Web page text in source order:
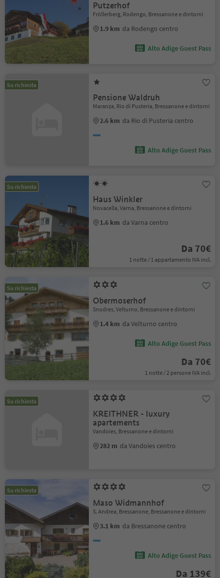
Putzerhof
Fröllerberg, Rodengo, Bressanone e dintorni
1.9 km da Rodengo centro
Alto Adige Guest Pass
Su richiesta
Pensione Waldruh
Maranza, Rio di Pusteria, Bressanone e dintorni
2.6 km da Rio di Pusteria centro
Alto Adige Guest Pass
Su richiesta
Haus Winkler
Novacella, Varna, Bressanone e dintorni
1.6 km da Varna centro
Da 70€
1 notte / 1 appartamento IVA incl.
Su richiesta
Obermoserhof
Snodres, Velturno, Bressanone e dintorni
1.4 km da Velturno centro
Alto Adige Guest Pass
Da 70€
1 notte / 2 persone IVA incl.
Su richiesta
KREITHNER - luxury
apartements
Vandoies, Bressanone e dintorni
282 m da Vandoies centro
Su richiesta
Maso Widmannhof
S. Andrea, Bressanone, Bressanone e dintorni
3.1 km da Bressanone centro
Alto Adige Guest Pass
Da 139€